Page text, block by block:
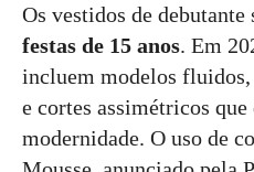
Os vestidos de debutante
festas de 15 anos. Em
incluem modelos
e cortes assimétricos
modernidade. O uso de